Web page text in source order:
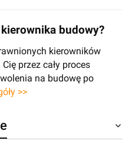
budowy?
kierowników
przez cały proces
na budowę po
>>